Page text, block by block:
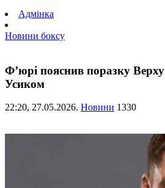
Адмінка
Новини боксу
Ф’юрі пояснив поразку
Усиком
22:20, 27.05.2026. Новини 1330